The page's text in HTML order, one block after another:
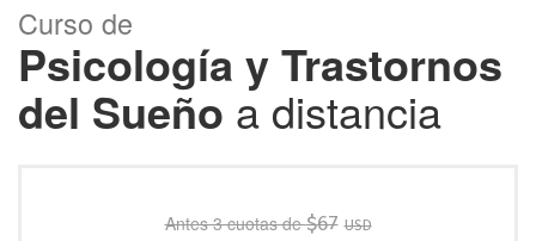
Curso de
Psicología y Trastornos
del Sueño a distancia
Antes 3 cuotas de$67 USD